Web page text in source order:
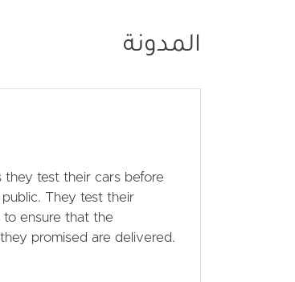
المدونة
test their cars before
They test their
to ensure that the
promised are delivered.